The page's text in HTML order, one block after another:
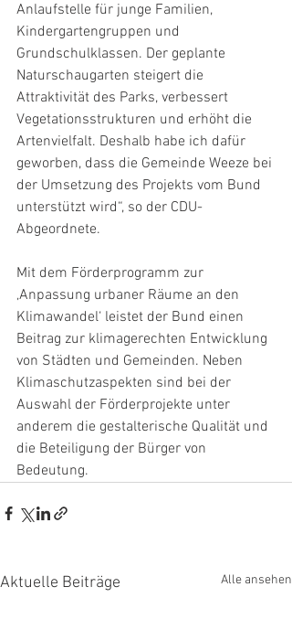
Anlaufstelle für junge Familien,
Kindergartengruppen und
Grundschulklassen. Der geplante
Naturschaugarten steigert die
Attraktivität des Parks, verbessert
Vegetationsstrukturen und erhöht die
Artenvielfalt. Deshalb habe ich dafür
geworben, dass die Gemeinde Weeze bei
der Umsetzung des Projekts vom Bund
unterstützt wird“, so der CDU-
Abgeordnete.
Mit dem Förderprogramm zur
‚Anpassung urbaner Räume an den
Klimawandel‘ leistet der Bund einen
Beitrag zur klimagerechten Entwicklung
von Städten und Gemeinden. Neben
Klimaschutzaspekten sind bei der
Auswahl der Förderprojekte unter
anderem die gestalterische Qualität und
die Beteiligung der Bürger von
Bedeutung.
Aktuelle Beiträge Alle ansehen